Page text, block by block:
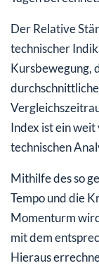
Der Relative
technischer
Kursbewegung,
Index ist ein
technischen
Mithilfe des so
Tempo und die
Momenturm
mit dem
Hieraus